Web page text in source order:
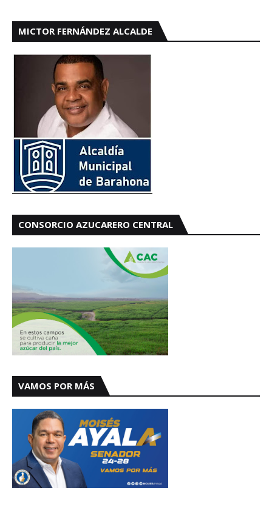
MICTOR FERNÁNDEZ ALCALDE
CONSORCIO AZUCARERO CENTRAL
VAMOS POR MÁS